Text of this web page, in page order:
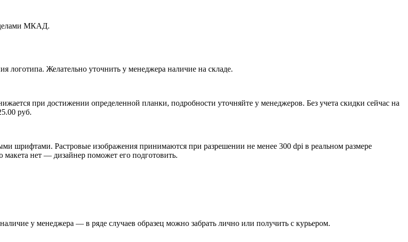
МКАД.
логотипа. Желательно уточнить у менеджера наличие на складе.
при достижении определенной планки, подробности уточняйте у менеджеров. Без учета скидки сейчас на
руб.
шрифтами. Растровые изображения принимаются при разрешении не менее 300 dpi в реальном размере
макета нет — дизайнер поможет его подготовить.
у менеджера — в ряде случаев образец можно забрать лично или получить с курьером.